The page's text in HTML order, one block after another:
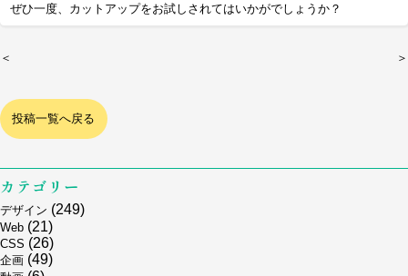
ぜひ一度、カットアップをお試しされてはいかがでしょうか？
＜ ＞
投稿一覧へ戻る
カテゴリー
デザイン (249)
Web (21)
CSS (26)
企画 (49)